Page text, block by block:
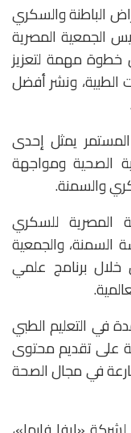
الباطنة والسكري
الجمعية المصرية
خطوة مهمة لتعزيز
الطبية، ونشر أفضل
يمثل إحدى
الصحية ومواجهة
والسمنة.
المصرية للسكري
السمنة، والجمعية
خلال برنامج علمي
في التعليم الطبي
على تقديم محتوى
في مجال الصحة